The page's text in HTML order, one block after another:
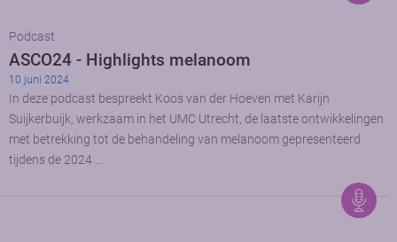
Podcast
ASCO24 - Highlights melanoom
10 juni 2024
In deze podcast bespreekt Koos van der Hoeven met Karijn
Suijkerbuijk, werkzaam in het UMC Utrecht, de laatste ontwikkelingen
met betrekking tot de behandeling van melanoom gepresenteerd
tijdens de 2024 …